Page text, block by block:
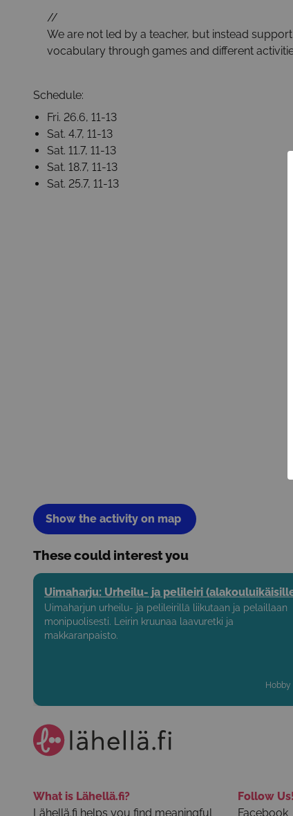
//
We are not led by a teacher, but instead
vocabulary through games and different
Schedule:
Fri. 26.6, 11-13
Sat. 4.7, 11-13
Sat. 11.7, 11-13
Sat. 18.7, 11-13
Sat. 25.7, 11-13
Show the activity on map
These could interest you
Uimaharju: Urheilu- ja pelileiri
Uimaharjun urheilu- ja pelileirillä liikutaan ja pelaillaan
monipuolisesti. Leirin kruunaa laavuretki ja
makkaranpaisto.
Hobby
What is Lähellä.fi?
Lähellä.fi helps you find meaningful
Follow Us!
Facebook